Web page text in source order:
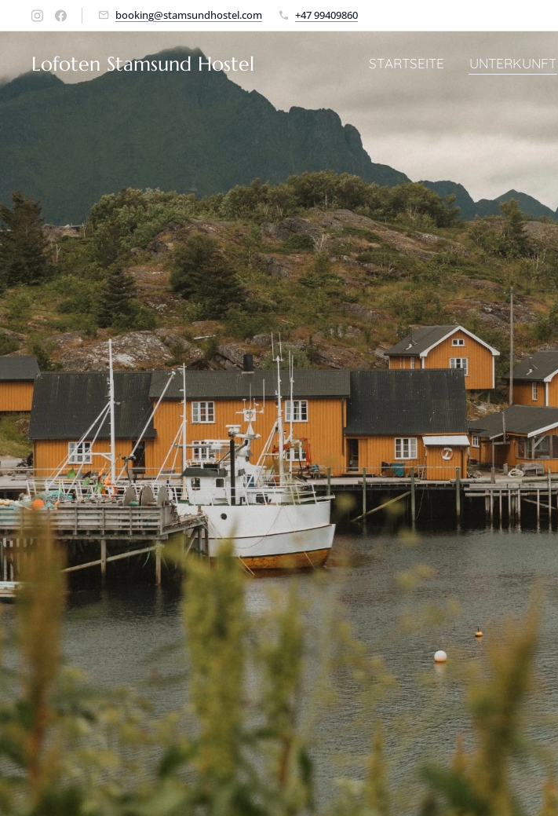
booking@stamsundhostel.com +47 99409860
Lofoten Stamsund Hostel STARTSEITE UNTERKUNFT